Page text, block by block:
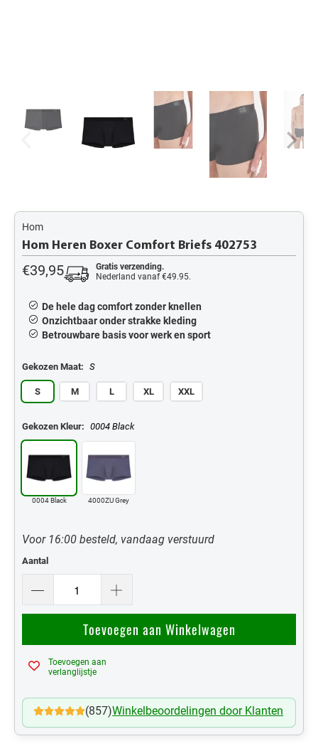
Hom
Hom Heren Boxer Comfort Briefs 402753
€39,95
Gratis verzending.
Nederland vanaf €49.95.
De hele dag comfort zonder knellen
Onzichtbaar onder strakke kleding
Betrouwbare basis voor werk en sport
Gekozen Maat: S
S M L XL XXL
Gekozen Kleur: 0004 Black
0004 Black 4000ZU Grey
Voor 16:00 besteld, vandaag verstuurd
Aantal
Toevoegen aan Winkelwagen
Toevoegen aan
verlanglijstje
(857)Winkelbeoordelingen door Klanten